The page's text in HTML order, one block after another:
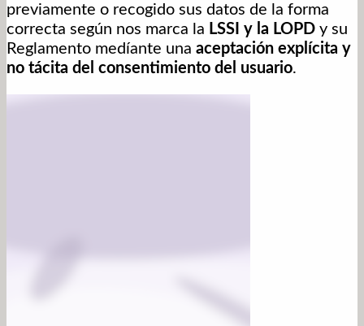
previamente o recogido sus datos de la forma
correcta según nos marca la LSSI y la LOPD y su
Reglamento medíante una aceptación explícita y
no tácita del consentimiento del usuario.